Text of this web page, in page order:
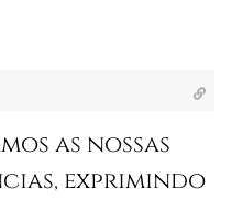
as nossas
exprimindo